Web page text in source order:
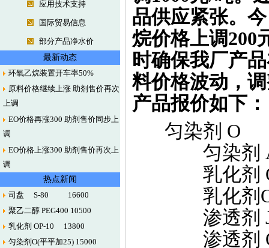
应用技术支持
国际贸易信息
部分产品净水价
最新动态
环氧乙烷装置开车率50%
原料价格继续上涨 助剂售价再次
上调
EO价格再涨300 助剂售价同步上
调
EO价格上涨300 助剂售价再次上
调
热点新闻
司盘 S-80 16600
聚乙二醇 PEG400 10500
乳化剂 OP-10 13800
匀染剂O(平平加25) 15000
品供应紧张。
烷价格上调200
时确保我厂产
料价格波动，
产品报价如下
匀染剂 O
匀染剂
乳化剂
乳化剂
渗透剂
渗透剂